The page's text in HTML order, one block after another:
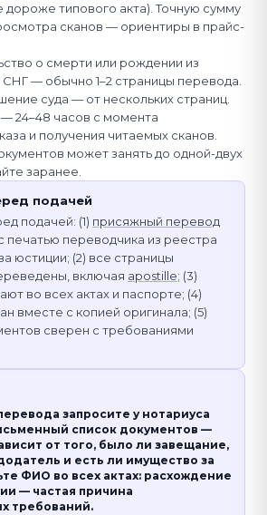
дороже типового акта). Точную сумму
сканов — ориентиры в прайс-
о смерти или рождении из
— обычно 1–2 страницы перевода.
суда — от нескольких страниц.
24–48 часов с момента
и получения читаемых сканов.
может занять до одной-двух
заранее.
подачей
подачей: (1) присяжный перевод
печатью переводчика из реестра
юстиции; (2) все страницы
включая apostille; (3)
во всех актах и паспорте; (4)
вместе с копией оригинала; (5)
сверен с требованиями
запросите у нотариуса
список документов —
от того, было ли завещание,
и есть ли имущество за
ФИО во всех актах: расхождение
— частая причина
требований.